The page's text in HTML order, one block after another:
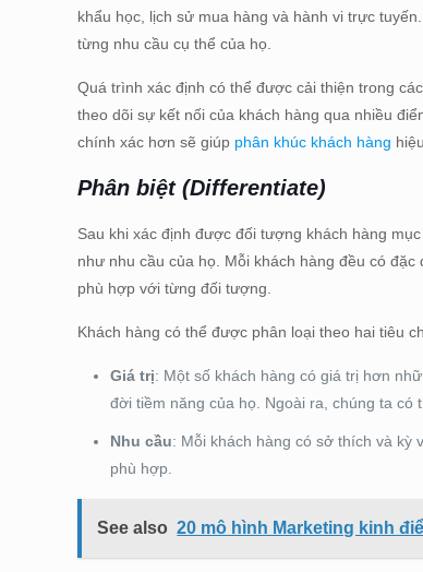
khẩu học, lịch sử mua hàng và hành vi trực
từng nhu cầu cụ thể của họ.
Quá trình xác định có thể được cải thiện trong
theo dõi sự kết nối của khách hàng qua nhiều
chính xác hơn sẽ giúp phân khúc khách hàng
Phân biệt (Differentiate)
Sau khi xác định được đối tượng khách hàng
như nhu cầu của họ. Mỗi khách hàng đều có
phù hợp với từng đối tượng.
Khách hàng có thể được phân loại theo hai tiêu
Giá trị: Một số khách hàng có giá trị hơn
đời tiềm năng của họ. Ngoài ra, chúng ta
Nhu cầu: Mỗi khách hàng có sở thích và kỳ
phù hợp.
See also 20 mô hình Marketing kinh